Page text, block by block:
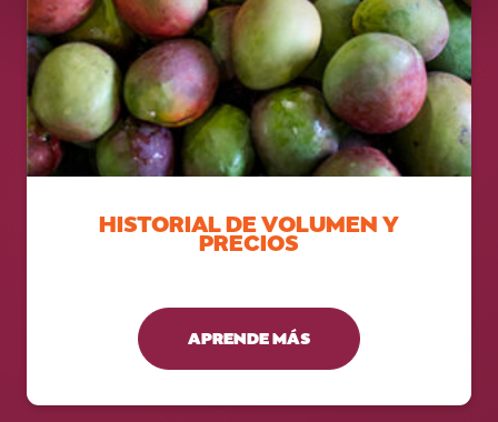
HISTORIAL DE VOLUMEN Y
PRECIOS
APRENDE MÁS